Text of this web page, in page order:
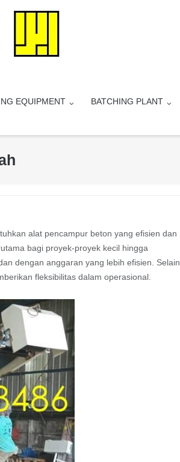
EQUIPMENT BATCHING PLANT
alat pencampur beton yang efisien dan
bagi proyek-proyek kecil hingga
dengan anggaran yang lebih efisien. Selain
fleksibilitas dalam operasional.